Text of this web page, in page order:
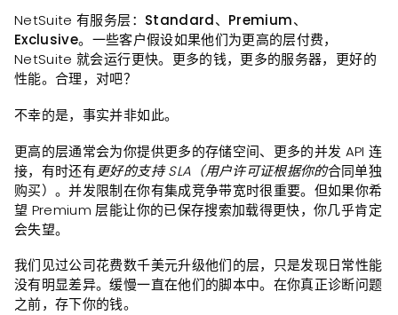
NetSuite 有服务层： Standard、Premium、
Exclusive。一些客户假设如果他们为更高的层付费，
NetSuite 就会运行更快。更多的钱，更多的服务器，更好的
性能。合理，对吧？
不幸的是，事实并非如此。
更高的层通常会为你提供更多的存储空间、更多的并发 API 连
接，有时还有更好的支持 SLA（用户许可证根据你的合同单独
购买）。并发限制在你有集成竞争带宽时很重要。但如果你希
望 Premium 层能让你的已保存搜索加载得更快，你几乎肯定
会失望。
我们见过公司花费数千美元升级他们的层，只是发现日常性能
没有明显差异。缓慢一直在他们的脚本中。在你真正诊断问题
之前，存下你的钱。